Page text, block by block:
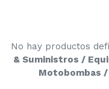
No hay productos
& Suministros /
Motobombas /